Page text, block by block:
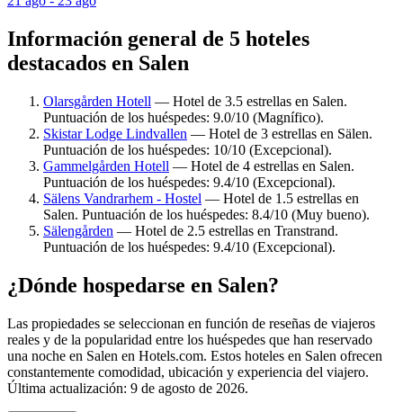
Información general de 5 hoteles
destacados en Salen
Olarsgården Hotell — Hotel de 3.5 estrellas en Salen.
Puntuación de los huéspedes: 9.0/10 (Magnífico).
Skistar Lodge Lindvallen — Hotel de 3 estrellas en Sälen.
Puntuación de los huéspedes: 10/10 (Excepcional).
Gammelgården Hotell — Hotel de 4 estrellas en Salen.
Puntuación de los huéspedes: 9.4/10 (Excepcional).
Sälens Vandrarhem - Hostel — Hotel de 1.5 estrellas en
Salen. Puntuación de los huéspedes: 8.4/10 (Muy bueno).
Sälengården — Hotel de 2.5 estrellas en Transtrand.
Puntuación de los huéspedes: 9.4/10 (Excepcional).
¿Dónde hospedarse en Salen?
Las propiedades se seleccionan en función de reseñas de viajeros
reales y de la popularidad entre los huéspedes que han reservado
una noche en Salen en Hotels.com. Estos hoteles en Salen ofrecen
constantemente comodidad, ubicación y experiencia del viajero.
Última actualización: 9 de agosto de 2026.